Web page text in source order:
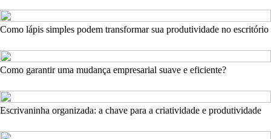
Como lápis simples podem transformar sua produtividade no escritório
Como garantir uma mudança empresarial suave e eficiente?
Escrivaninha organizada: a chave para a criatividade e produtividade